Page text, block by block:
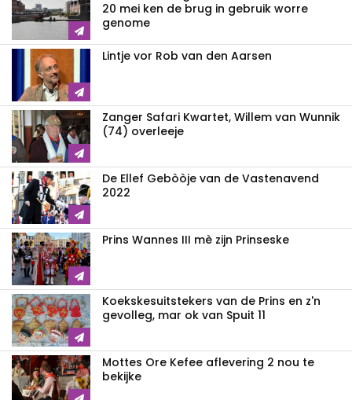
20 mei ken de brug in gebruik worre
genome
Lintje vor Rob van den Aarsen
Zanger Safari Kwartet, Willem van Wunnik
(74) overleeje
De Ellef Gebòòje van de Vastenavend
2022
Prins Wannes III mè zijn Prinseske
Koekskesuitstekers van de Prins en z'n
gevolleg, mar ok van Spuit 11
Mottes Ore Kefee aflevering 2 nou te
bekijke